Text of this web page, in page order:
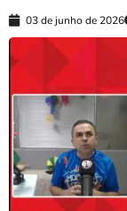
03 de junho de 2026